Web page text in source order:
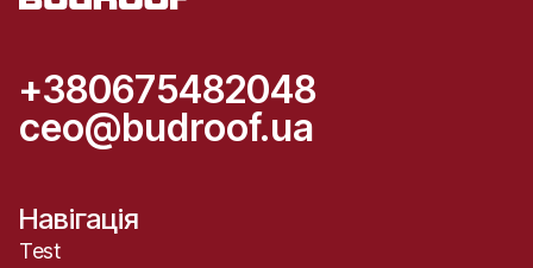
+380675482048
ceo@budroof.ua
Навігація
Test